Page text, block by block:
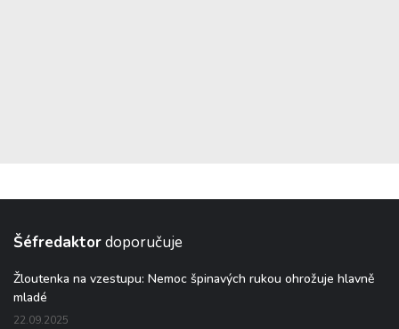
Šéfredaktordoporučuje
Žloutenka na vzestupu: Nemoc špinavých rukou ohrožuje hlavně
mladé
22.09.2025